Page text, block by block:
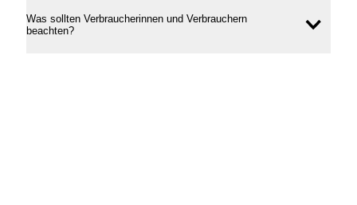
Was sollten Verbraucherinnen und Verbrauchern
beachten?